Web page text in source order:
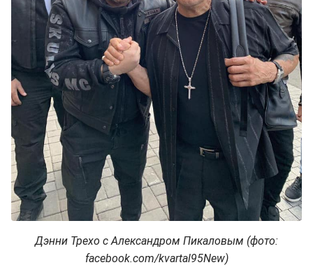
Дэнни Трехо с Александром Пикаловым (фото:
facebook.com/kvartal95New)